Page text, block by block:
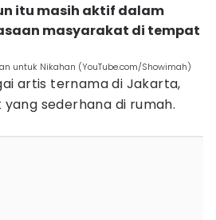
itu masih aktif dalam
masyarakat di tempat
untuk Nikahan (YouTube.com/Showimah)
artis ternama di Jakarta,
sederhana di rumah.